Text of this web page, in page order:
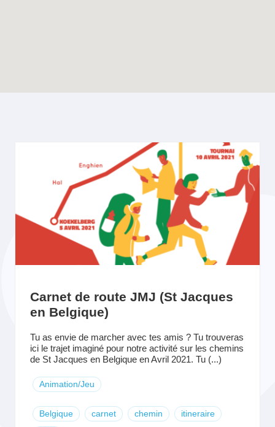
Carnet de route JMJ (St Jacques
en Belgique)
Tu as envie de marcher avec tes amis ? Tu trouveras
ici le trajet imaginé pour notre activité sur les chemins
de St Jacques en Belgique en Avril 2021. Tu (...)
Animation/Jeu
Belgique carnet chemin itineraire